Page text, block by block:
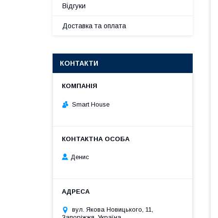
Відгуки
Доставка та оплата
КОНТАКТИ
Smart House
Денис
вул. Якова Новицького, 11,